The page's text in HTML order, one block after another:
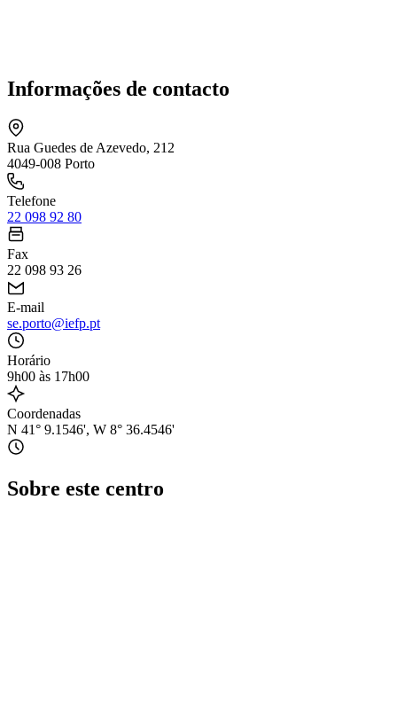
Informações de contacto
Rua Guedes de Azevedo, 212
4049-008 Porto
Telefone
22 098 92 80
Fax
22 098 93 26
E-mail
se.porto@iefp.pt
Horário
9h00 às 17h00
Coordenadas
N 41° 9.1546', W 8° 36.4546'
Sobre este centro